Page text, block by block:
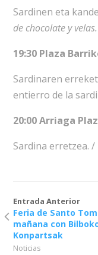
Sardinen eta
de chocolate y velas.
19:30 Plaza
Sardinaren
entierro de la
20:00 Arriaga
Sardina erretzea. /
Entrada Anterior
Feria de Santo
mañana con
Konpartsak
Noticias